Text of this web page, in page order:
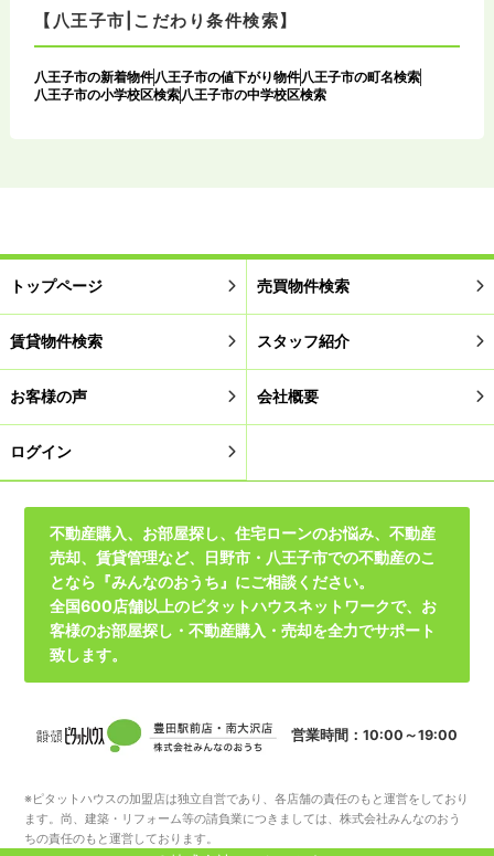
【八王子市|こだわり条件検索】
八王子市の新着物件八王子市の値下がり物件八王子市の町名検索
八王子市の小学校区検索八王子市の中学校区検索
トップページ 売買物件検索
賃貸物件検索 スタッフ紹介
お客様の声 会社概要
ログイン
不動産購入、お部屋探し、住宅ローンのお悩み、不動産
売却、賃貸管理など、日野市・八王子市での不動産のこ
となら『みんなのおうち』にご相談ください。
全国600店舗以上のピタットハウスネットワークで、お
客様のお部屋探し・不動産購入・売却を全力でサポート
致します。
営業時間：10:00～19:00
※ピタットハウスの加盟店は独立自営であり、各店舗の責任のもと運営をしており
ます。尚、建築・リフォーム等の請負業につきましては、株式会社みんなのおう
ちの責任のもと運営しております。